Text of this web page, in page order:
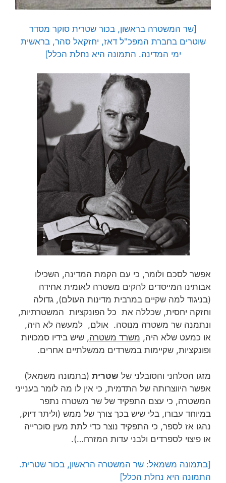
[שר המשטרה בראשון, בכור שטרית סוקר מסדר
שוטרים בחברת המפכ"ל דאז, יחזקאל סהר, בראשית
ימי המדינה. התמונה היא נחלת הכלל]
אפשר לסכם ולומר, כי עם הקמת המדינה, השכילו
אבותינו המייסדים להקים משטרה לאומית אחידה
(בניגוד למה שקיים במרבית מדינות העולם), גדולה
וחזקה יחסית, שכללה את כל הפונקציות המשטרתיות,
ונתמנה שר משטרה מנוסה. אולם, למעשה לא היה,
או כמעט שלא היה, משרד משטרה, שיש בידיו סמכויות
ופונקציות, שקיימות במשרדים ממשלתיים אחרים.
מזגו הסלחני והסובלני של שטרית (בתמונה משמאל)
אפשר היווצרותה של התדמית, כי אין לו מה לומר בענייני
המשטרה, כי עצם התפקיד של שר משטרה נתפר
במיוחד עבורו, בלי שיש בכך צורך של ממש (וליתר דיוק,
נהגו אז לספר, כי התפקיד נוצר כדי לתת מעין סוכרייה
או פיצוי לספרדים ולבני עדות המזרח…).
[בתמונה משמאל: שר המשטרה הראשון, בכור שטרית.
התמונה היא נחלת הכלל]